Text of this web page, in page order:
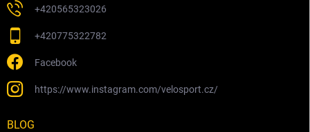
+420565323026
+420775322782
Facebook
https://www.instagram.com/velosport.cz/
BLOG